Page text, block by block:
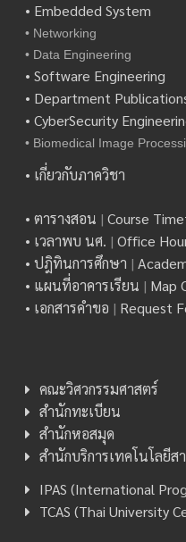
• Embedded System
• Networking
• Data Engineering
• Software Engineering
• Department
• CyberSecurity
• Biomedical Image
• เกี่ยวกับภาควิชา
• ตารางสอน | Course
• เวลาพบ นศ. | Office
• ปฎิทินการศึกษา |
• แผนที่อาคารเรียน | Map
• เอกสารคำขอ | Request
คณะวิศวกรรมศาสตร์
สำนักทะเบียน
สำนักหอสมุด
สำนักบริการเทคโนโลยีส
IPAS (International
TCAS (Thai University